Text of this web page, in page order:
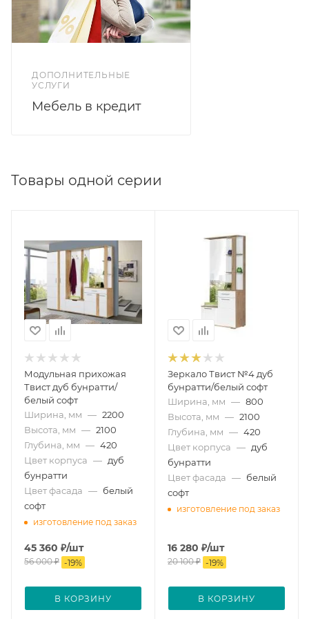
ДОПОЛНИТЕЛЬНЫЕ
УСЛУГИ
Мебель в кредит
Товары одной серии
Модульная прихожая
Твист дуб бунратти/
белый софт
Ширина, мм — 2200
Высота, мм — 2100
Глубина, мм — 420
Цвет корпуса — дуб
бунратти
Цвет фасада — белый
софт
изготовление под заказ
45 360 ₽/шт
56 000₽ -19%
В КОРЗИНУ
Зеркало Твист №4 дуб
бунратти/белый софт
Ширина, мм — 800
Высота, мм — 2100
Глубина, мм — 420
Цвет корпуса — дуб
бунратти
Цвет фасада — белый
софт
изготовление под заказ
16 280 ₽/шт
20 100₽ -19%
В КОРЗИНУ